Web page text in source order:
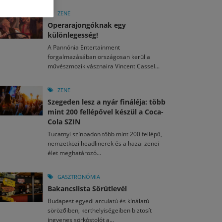
2026. JÚL. 15.
nézők 10 kedvenc filmje 2026 első félévében
án hozzánk is megérkezik a Rocktábor
2026. JÚL. 30.
el a gyereket!
a jubileumi Művészetek Völgye – még öt
egy mese: 30 napos mesekihívást indít a Libri
2026. MÁJ. 11.
László kapta az Artisjus Irodalmi Nagydíjat
ZENE
Operarajongóknak egy
különlegesség!
A Pannónia Entertainment
forgalmazásában országosan kerül a
művészmozik vásznaira Vincent Cassel...
ZENE
Szegeden lesz a nyár fináléja: több
mint 200 fellépővel készül a Coca-
Cola SZIN
Tucatnyi színpadon több mint 200 fellépő,
nemzetközi headlinerek és a hazai zenei
élet meghatározó...
GASZTRONÓMIA
Bakancslista Sörútlevél
Budapest egyedi arculatú és kínálatú
sörözőiben, kerthelyiségeiben biztosít
ingyenes sörkóstolót a...